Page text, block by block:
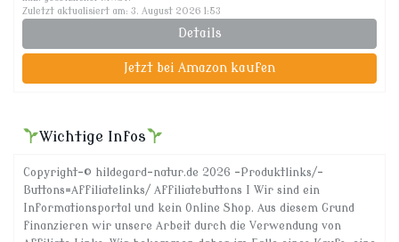
Zuletzt aktualisiert am: 3. August 2026 1:53
Details
Jetzt bei Amazon kaufen
Wichtige Infos
Copyright-© hildegard-natur.de 2026 -Produktlinks/-
Buttons=Affiliatelinks/ Affiliatebuttons I Wir sind ein
Informationsportal und kein Online Shop. Aus diesem Grund
finanzieren wir unsere Arbeit durch die Verwendung von